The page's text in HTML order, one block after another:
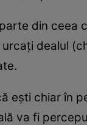
din ceea
dealul
eşti chiar în
va fi